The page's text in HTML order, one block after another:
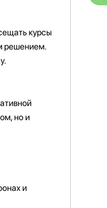
курсы
решением.
но и
и